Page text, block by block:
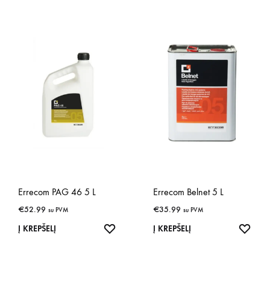
Errecom PAG 46 5 L
€52.99 su PVM
Į KREPŠELĮ IŠSAUGOTI
Errecom Belnet 5 L
€35.99 su PVM
Į KREPŠELĮ